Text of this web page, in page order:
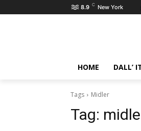
8.9 C New York
HOME DALL’
Tags Midler
Tag: